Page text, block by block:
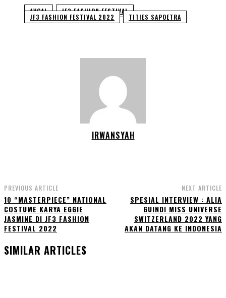
AVGAL JF3 FASHION FESTIVAL
JF3 FASHION FESTIVAL 2022 TITIES SAPOETRA
IRWANSYAH
PREVIOUS ARTICLE
10 “MASTERPIECE” NATIONAL
COSTUME KARYA EGGIE
JASMINE DI JF3 FASHION
FESTIVAL 2022
NEXT ARTICLE
SPESIAL INTERVIEW : ALIA
GUINDI MISS UNIVERSE
SWITZERLAND 2022 YANG
AKAN DATANG KE INDONESIA
SIMILAR ARTICLES